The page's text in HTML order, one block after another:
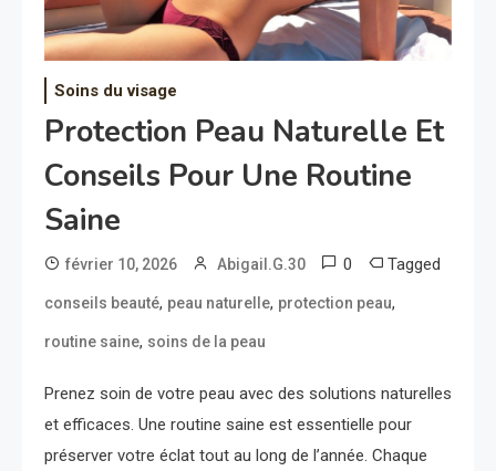
Soins du visage
Protection Peau Naturelle Et
Conseils Pour Une Routine
Saine
février 10, 2026 Abigail.G.30 0 Tagged
conseils beauté, peau naturelle, protection peau,
routine saine, soins de la peau
Prenez soin de votre peau avec des solutions naturelles
et efficaces. Une routine saine est essentielle pour
préserver votre éclat tout au long de l’année. Chaque